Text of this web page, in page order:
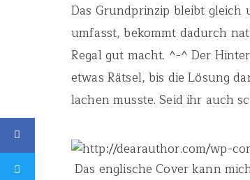
Das Grundprinzip bleibt gleich
umfasst, bekommt dadurch
Regal gut macht. ^-^ Der
etwas Rätsel, bis die Lösung
lachen musste. Seid ihr auch
Das englische Cover kann